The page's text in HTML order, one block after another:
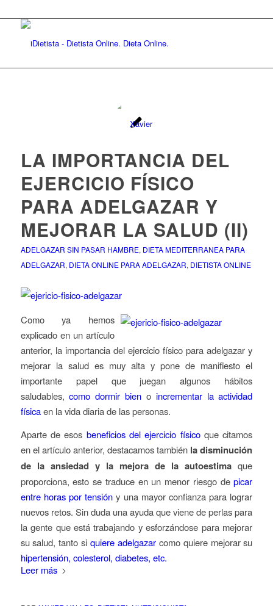
LA IMPORTANCIA DEL
EJERCICIO FÍSICO
PARA ADELGAZAR Y
MEJORAR LA SALUD (II)
ADELGAZAR SIN PASAR HAMBRE, DIETA MEDITERRANEA PARA
ADELGAZAR, DIETA ONLINE PARA ADELGAZAR, DIETISTA ONLINE
Como ya hemos
explicado en un artículo
anterior, la importancia del ejercicio físico para adelgazar y
mejorar la salud es muy alta y pone de manifiesto el
importante papel que juegan algunos hábitos
saludables,como dormir bien o incrementar la actividad
físicaen la vida diaria de las personas.
Aparte de esos beneficios del ejercicio físicoque citamos
en el artículo anterior, destacamos también la disminución
de la ansiedad y la mejora de la autoestima que
proporciona, esto se traduce en un menor riesgo depicar
entre horas por tensión y una mayor confianza para lograr
nuevos retos. Sin duda una ayuda que viene de perlas para
la gente que está trabajando y esforzándose para mejorar
su salud, tanto siquiere adelgazarcomo quiere mejorar su
hipertensión, colesterol, diabetes, etc.
Leer más